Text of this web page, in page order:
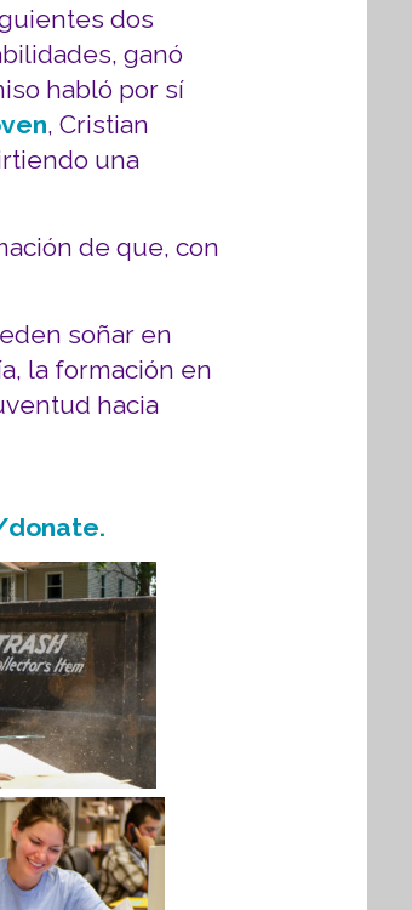
dos
ganó
habló por sí
, Cristian
una
de que, con
soñar en
la formación en
hacia